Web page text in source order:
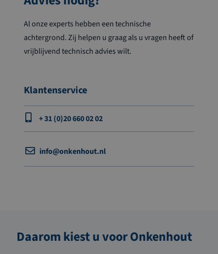
Al onze experts hebben een technische
achtergrond. Zij helpen u graag als u vragen heeft of
vrijblijvend technisch advies wilt.
Klantenservice
+ 31 (0)20 660 02 02
info@onkenhout.nl
Daarom kiest u voor Onkenhout